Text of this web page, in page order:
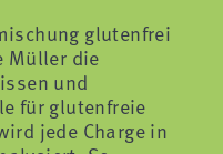
glutenfrei
Müller die
und
für glutenfreie
jede Charge in